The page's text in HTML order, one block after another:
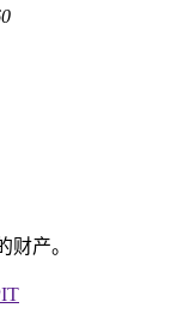
财产。